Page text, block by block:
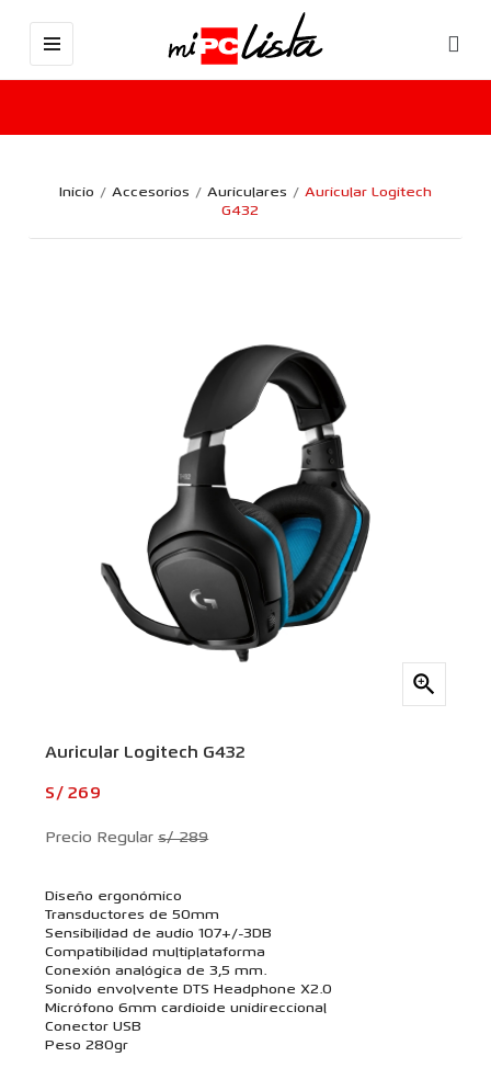
Inicio Accesorios Auriculares
Auricular Logitech
G432

Auricular Logitech G432
S/ 269
Precio Regulars/ 289
Diseño ergonómico
Transductores de 50mm
Sensibilidad de audio 107+/-3DB
Compatibilidad multiplataforma
Conexión analógica de 3,5 mm.
Sonido envolvente DTS Headphone X2.0
Micrófono 6mm cardioide unidireccional
Conector USB
Peso 280gr